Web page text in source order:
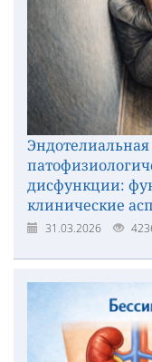
дисфункции:
клинические
31.03.2026